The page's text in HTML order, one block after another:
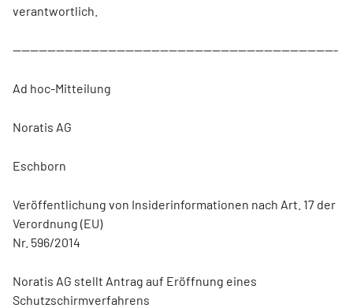
verantwortlich.
---------------------------------------------------------------------------
Ad hoc-Mitteilung
Noratis AG
Eschborn
Veröffentlichung von Insiderinformationen nach Art. 17 der
Verordnung (EU)
Nr. 596/2014
Noratis AG stellt Antrag auf Eröffnung eines
Schutzschirmverfahrens